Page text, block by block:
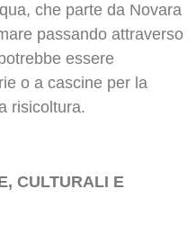
che parte da Novara
passando attraverso
essere
o a cascine per la
risicoltura.
CULTURALI E